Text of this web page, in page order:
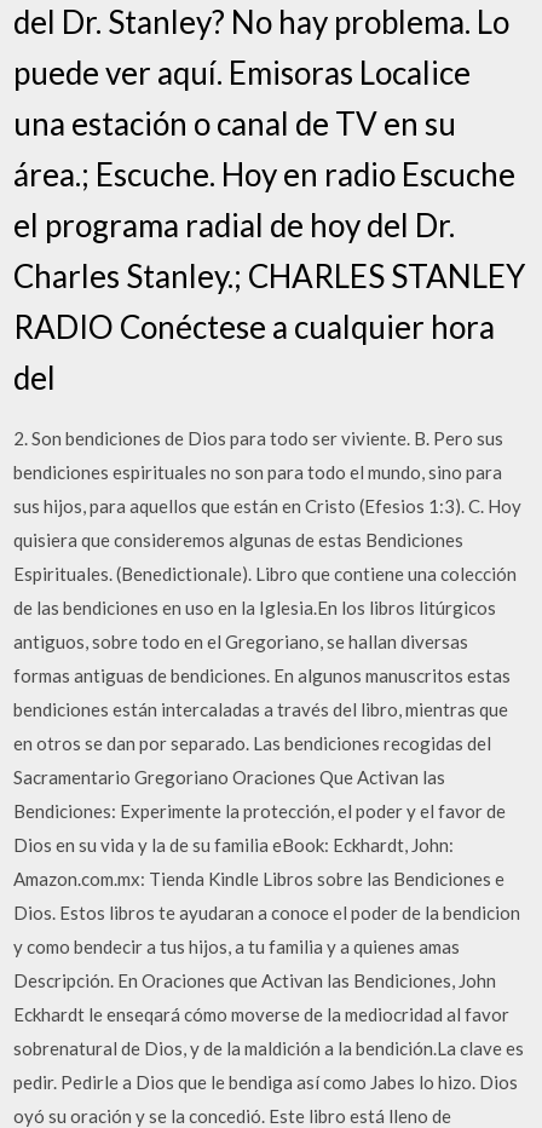
del Dr. Stanley? No hay problema. Lo
puede ver aquí. Emisoras Localice
una estación o canal de TV en su
área.; Escuche. Hoy en radio Escuche
el programa radial de hoy del Dr.
Charles Stanley.; CHARLES STANLEY
RADIO Conéctese a cualquier hora
del
2. Son bendiciones de Dios para todo ser viviente. B. Pero sus
bendiciones espirituales no son para todo el mundo, sino para
sus hijos, para aquellos que están en Cristo (Efesios 1:3). C. Hoy
quisiera que consideremos algunas de estas Bendiciones
Espirituales. (Benedictionale). Libro que contiene una colección
de las bendiciones en uso en la Iglesia.En los libros litúrgicos
antiguos, sobre todo en el Gregoriano, se hallan diversas
formas antiguas de bendiciones. En algunos manuscritos estas
bendiciones están intercaladas a través del libro, mientras que
en otros se dan por separado. Las bendiciones recogidas del
Sacramentario Gregoriano Oraciones Que Activan las
Bendiciones: Experimente la protección, el poder y el favor de
Dios en su vida y la de su familia eBook: Eckhardt, John:
Amazon.com.mx: Tienda Kindle Libros sobre las Bendiciones e
Dios. Estos libros te ayudaran a conoce el poder de la bendicion
y como bendecir a tus hijos, a tu familia y a quienes amas
Descripción. En Oraciones que Activan las Bendiciones, John
Eckhardt le enseqará cómo moverse de la mediocridad al favor
sobrenatural de Dios, y de la maldición a la bendición.La clave es
pedir. Pedirle a Dios que le bendiga así como Jabes lo hizo. Dios
oyó su oración y se la concedió. Este libro está lleno de